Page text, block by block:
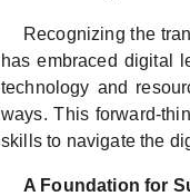
Recognizing the
has embraced digital
technology and
ways. This forward-
skills to navigate the
A Foundation for